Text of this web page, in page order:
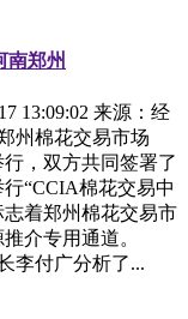
南郑州
13:09:02 来源：经
州棉花交易市场
，双方共同签署了
“CCIA棉花交易中
着郑州棉花交易市
推介专用通道。
李付广分析了...